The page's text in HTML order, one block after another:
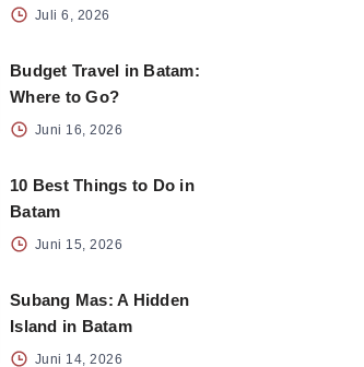
Juli 6, 2026
Budget Travel in Batam:
Where to Go?
Juni 16, 2026
10 Best Things to Do in
Batam
Juni 15, 2026
Subang Mas: A Hidden
Island in Batam
Juni 14, 2026